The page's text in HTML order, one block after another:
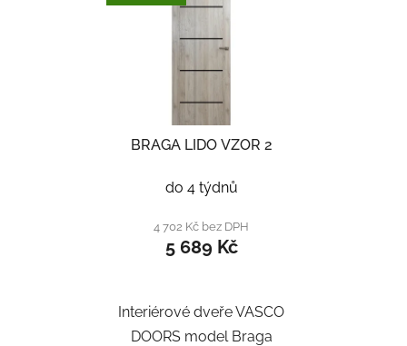
BRAGA LIDO VZOR 2
do 4 týdnů
4 702 Kč bez DPH
5 689 Kč
Interiérové dveře VASCO
DOORS model Braga